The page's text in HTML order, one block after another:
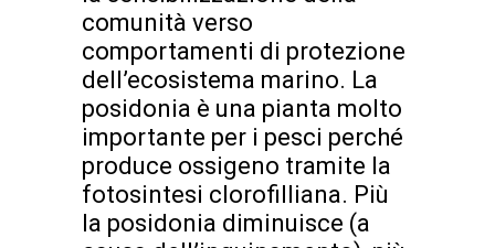
comunità verso
comportamenti di protezione
dell’ecosistema marino. La
posidonia è una pianta molto
importante per i pesci perché
produce ossigeno tramite la
fotosintesi clorofilliana. Più
la posidonia diminuisce (a